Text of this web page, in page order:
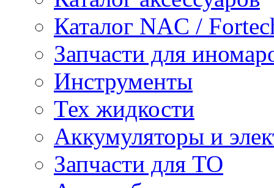
Каталог NAC /
Запчасти для
Инструменты
Тех жидкости
Аккумуляторы и
Запчасти для ТО